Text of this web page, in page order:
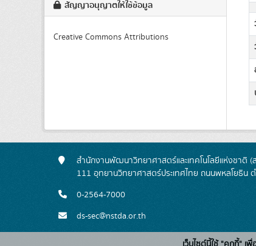
สัญญาอนุญาตให้ใช้ข้อมูล
Creative Commons Attributions
สำนักงานพัฒนาวิทยาศาสตร์และเทคโนโลยีแห่งชาติ (
111 อุทยานวิทยาศาสตร์ประเทศไทย ถนนพหลโยธิ
0-2564-7000
ds-sec@nstda.or.th